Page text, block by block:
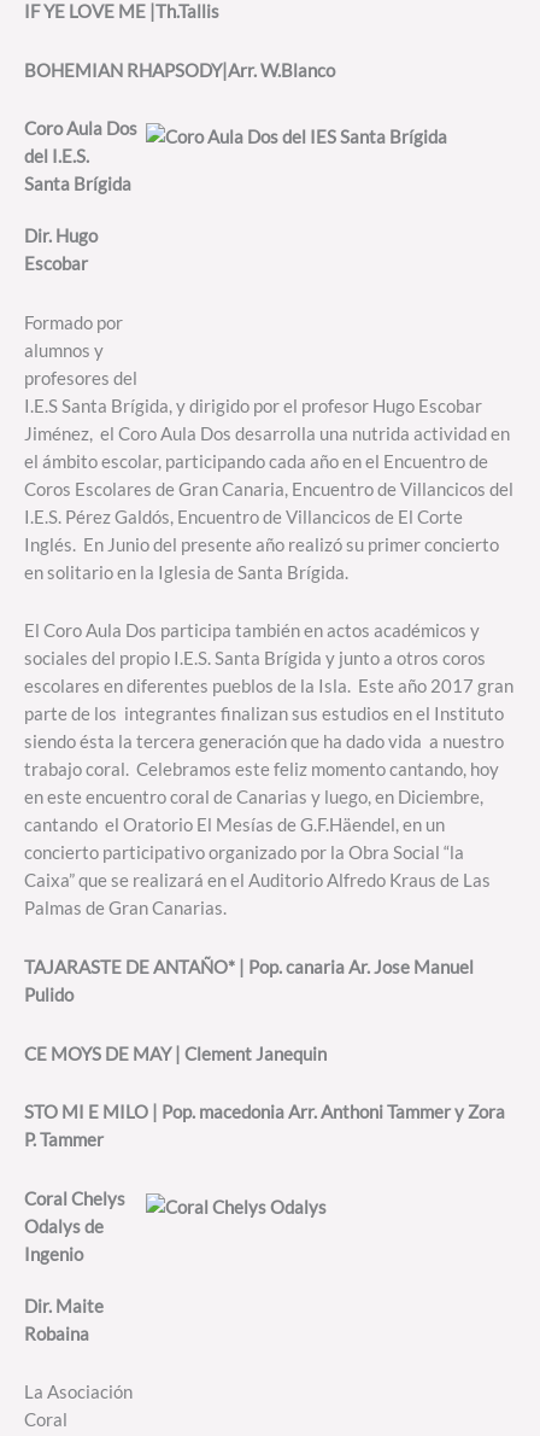
IF YE LOVE ME |Th.Tallis
BOHEMIAN RHAPSODY|Arr. W.Blanco
Coro Aula Dos
del I.E.S.
Santa Brígida
Dir. Hugo
Escobar
Formado por
alumnos y
profesores del
I.E.S Santa Brígida, y dirigido por el profesor Hugo Escobar
Jiménez, el Coro Aula Dos desarrolla una nutrida actividad en
el ámbito escolar, participando cada año en el Encuentro de
Coros Escolares de Gran Canaria, Encuentro de Villancicos del
I.E.S. Pérez Galdós, Encuentro de Villancicos de El Corte
Inglés. En Junio del presente año realizó su primer concierto
en solitario en la Iglesia de Santa Brígida.
El Coro Aula Dos participa también en actos académicos y
sociales del propio I.E.S. Santa Brígida y junto a otros coros
escolares en diferentes pueblos de la Isla. Este año 2017 gran
parte de los integrantes finalizan sus estudios en el Instituto
siendo ésta la tercera generación que ha dado vida a nuestro
trabajo coral. Celebramos este feliz momento cantando, hoy
en este encuentro coral de Canarias y luego, en Diciembre,
cantando el Oratorio El Mesías de G.F.Häendel, en un
concierto participativo organizado por la Obra Social “la
Caixa” que se realizará en el Auditorio Alfredo Kraus de Las
Palmas de Gran Canarias.
TAJARASTE DE ANTAÑO* | Pop. canaria Ar. Jose Manuel
Pulido
CE MOYS DE MAY | Clement Janequin
STO MI E MILO | Pop. macedonia Arr. Anthoni Tammer y Zora
P. Tammer
Coral Chelys
Odalys de
Ingenio
Dir. Maite
Robaina
La Asociación
Coral